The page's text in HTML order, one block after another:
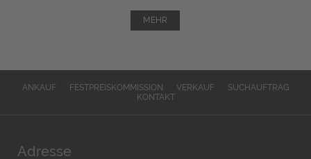
MEHR
ANKAUF FESTPREISKOMMISSION VERKAUF
SUCHAUFTRAG
KONTAKT
Adresse